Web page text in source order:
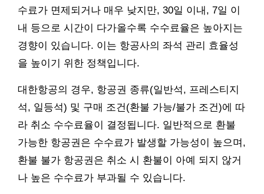
수료가 면제되거나 매우 낮지만, 30일 이내, 7일 이
내 등으로 시간이 다가올수록 수수료율은 높아지는
경향이 있습니다. 이는 항공사의 좌석 관리 효율성
을 높이기 위한 정책입니다.
대한항공의 경우, 항공권 종류(일반석, 프레스티지
석, 일등석) 및 구매 조건(환불 가능/불가 조건)에 따
라 취소 수수료율이 결정됩니다. 일반적으로 환불
가능한 항공권은 수수료가 발생할 가능성이 높으며,
환불 불가 항공권은 취소 시 환불이 아예 되지 않거
나 높은 수수료가 부과될 수 있습니다.